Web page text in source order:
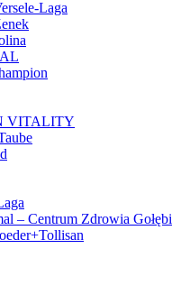
Laga
VITALITY
– Centrum Zdrowia Gołębi